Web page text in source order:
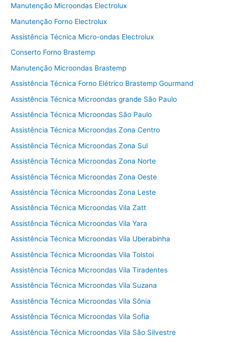
Manutenção Microondas Electrolux
Manutenção Forno Electrolux
Assistência Técnica Micro-ondas Electrolux
Conserto Forno Brastemp
Manutenção Microondas Brastemp
Assistência Técnica Forno Elétrico Brastemp Gourmand
Assistência Técnica Microondas grande São Paulo
Assistência Técnica Microondas São Paulo
Assistência Técnica Microondas Zona Centro
Assistência Técnica Microondas Zona Sul
Assistência Técnica Microondas Zona Norte
Assistência Técnica Microondas Zona Oeste
Assistência Técnica Microondas Zona Leste
Assistência Técnica Microondas Vila Zatt
Assistência Técnica Microondas Vila Yara
Assistência Técnica Microondas Vila Uberabinha
Assistência Técnica Microondas Vila Tolstoi
Assistência Técnica Microondas Vila Tiradentes
Assistência Técnica Microondas Vila Suzana
Assistência Técnica Microondas Vila Sônia
Assistência Técnica Microondas Vila Sofia
Assistência Técnica Microondas Vila São Silvestre